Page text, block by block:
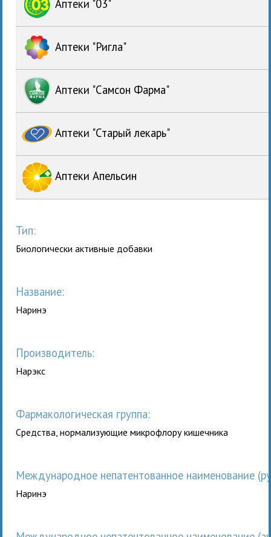
Аптеки "03"
Аптеки "Ригла"
Аптеки "Самсон Фарма"
Аптеки "Старый лекарь"
Аптеки Апельсин
Тип:
Биологически активные добавки
Название:
Наринэ
Производитель:
Нарэкс
Фармакологическая группа:
Сpедства, нормализующие микpофлоpу кишечника
Международное непатентованное наименование
Наринэ